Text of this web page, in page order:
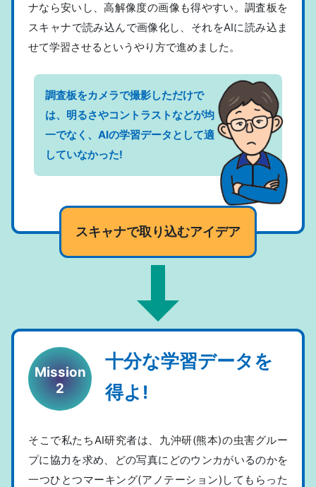
ナなら安いし、高解像度の画像も得やすい。調査板を
スキャナで読み込んで画像化し、それをAIに読み込ま
せて学習させるというやり方で進めました。
調査板をカメラで撮影しただけで
は、明るさやコントラストなどが均
一でなく、AIの学習データとして適
していなかった!
スキャナで取り込むアイデア
Mission
2
十分な学習データを
得よ!
そこで私たちAI研究者は、九沖研(熊本)の虫害グルー
プに協力を求め、どの写真にどのウンカがいるのかを
一つひとつマーキング(アノテーション)してもらった